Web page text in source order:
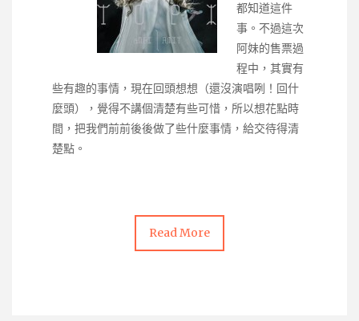
都知道這件
事。不過這次
阿妹的售票過
程中，其實有
些有趣的事情，現在回頭想想（還沒演唱咧！回什
麼頭），覺得不講個清楚有些可惜，所以想花點時
間，把我們前前後後做了些什麼事情，給交待得清
楚點。
Read More